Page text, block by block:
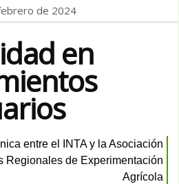
de 2024
en
entre el INTA y la Asociación
Regionales de Experimentación
Agrícola